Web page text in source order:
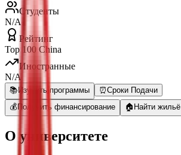
Студенты
N/A
Рейтинг
Top 100 China
Иностранные
N/A
📚 Изучить программы ⏰Сроки Подачи
💰 Получить финансирование 🏠 Найти жильё
О университете